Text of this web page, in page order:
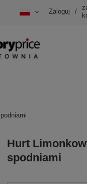
Zaloguj /
Hurt
spodniami